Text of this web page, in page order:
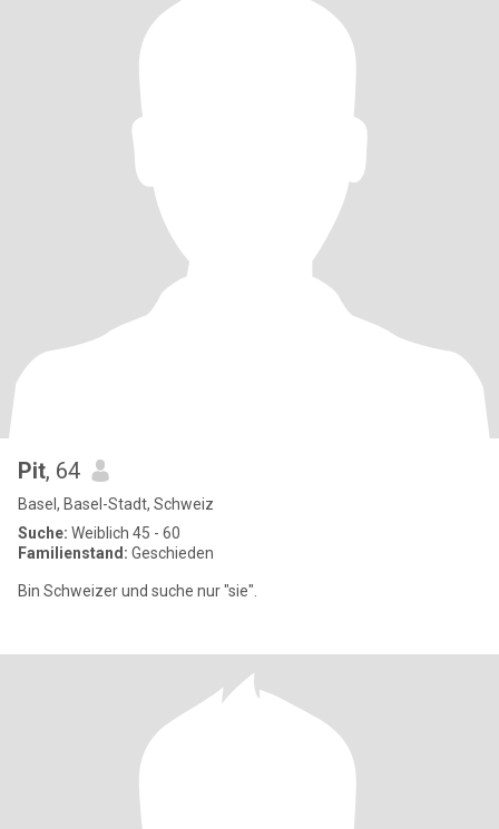
Pit, 64
Basel, Basel-Stadt, Schweiz
Suche: Weiblich 45 - 60
Familienstand: Geschieden
Bin Schweizer und suche nur "sie".